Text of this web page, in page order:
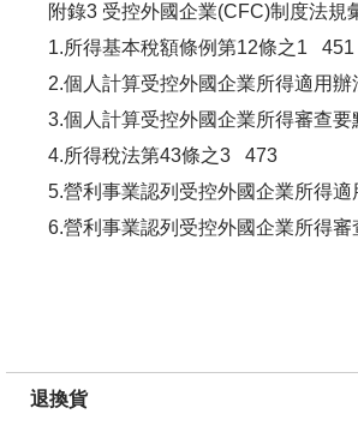
附錄3 受控外國企業(CFC)制度法
1.所得基本稅額條例第12條之1 451
2.個人計算受控外國企業所得適用
3.個人計算受控外國企業所得審查
4.所得稅法第43條之3 473
5.營利事業認列受控外國企業所得
6.營利事業認列受控外國企業所得
退換貨